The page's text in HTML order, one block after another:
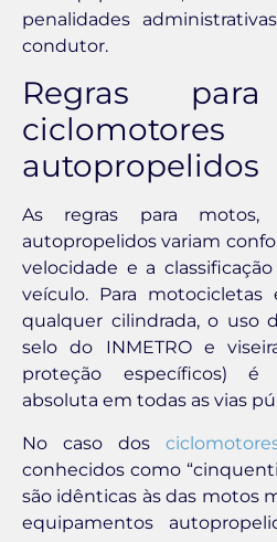
penalidades
condutor.
Regras
autopropelidos
As regras para motos,
autopropelidos variam
velocidade e a
veículo. Para
qualquer cilindrada, o uso
selo do INMETRO e
proteção específicos) é
absoluta em todas as vias
No caso dos
conhecidos como
são idênticas às das motos
equipamentos